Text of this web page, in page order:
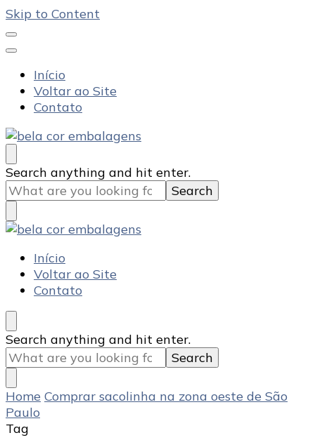
Skip to Content
Início
Voltar ao Site
Contato
Bela Cor Embalagens
Blog
Looking
for
Something?
Search anything and hit enter.
Bela Cor Embalagens
Blog
Início
Voltar ao Site
Contato
Looking
for
Something?
Search anything and hit enter.
Home Comprar sacolinha na zona oeste de São
Paulo
Tag